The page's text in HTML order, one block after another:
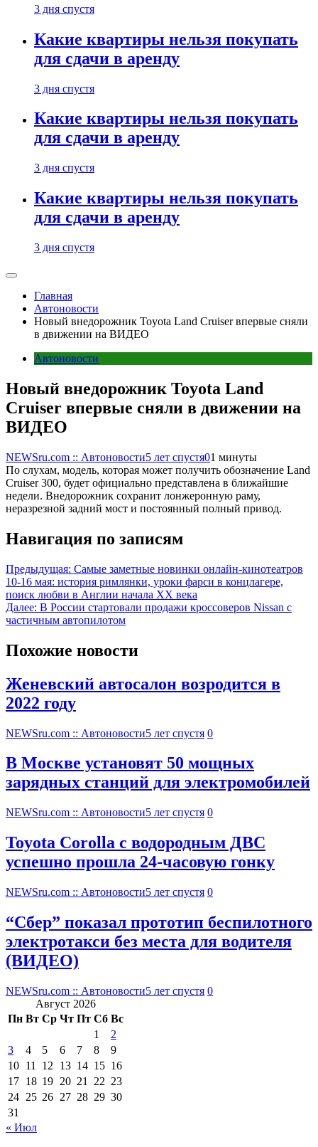
3 дня спустя
Какие квартиры нельзя покупать
для сдачи в аренду
3 дня спустя
Какие квартиры нельзя покупать
для сдачи в аренду
3 дня спустя
Какие квартиры нельзя покупать
для сдачи в аренду
3 дня спустя
Главная
Автоновости
Новый внедорожник Toyota Land Cruiser впервые сняли
в движении на ВИДЕО
Автоновости
Новый внедорожник Toyota Land
Cruiser впервые сняли в движении на
ВИДЕО
NEWSru.com :: Автоновости5 лет спустя01 минуты
По слухам, модель, которая может получить обозначение Land
Cruiser 300, будет официально представлена в ближайшие
недели. Внедорожник сохранит лонжеронную раму,
неразрезной задний мост и постоянный полный привод.
Навигация по записям
Предыдущая: Самые заметные новинки онлайн-кинотеатров
10-16 мая: история римлянки, уроки фарси в концлагере,
поиск любви в Англии начала XX века
Далее: В России стартовали продажи кроссоверов Nissan с
частичным автопилотом
Похожие новости
Женевский автосалон возродится в
2022 году
NEWSru.com :: Автоновости5 лет спустя 0
В Москве установят 50 мощных
зарядных станций для электромобилей
NEWSru.com :: Автоновости5 лет спустя 0
Toyota Corolla с водородным ДВС
успешно прошла 24-часовую гонку
NEWSru.com :: Автоновости5 лет спустя 0
“Сбер” показал прототип беспилотного
электротакси без места для водителя
(ВИДЕО)
NEWSru.com :: Автоновости5 лет спустя 0
Август 2026
Пн Вт Ср Чт Пт Сб Вс
1
2
3
4 5 6 7 8
9
10 11 12 13 14 15 16
17 18 19 20 21 22 23
24 25 26 27 28 29 30
31
« Июл